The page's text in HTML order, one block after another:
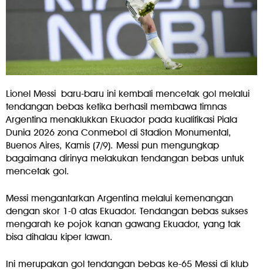
Lionel Messi baru-baru ini kembali mencetak gol melalui
tendangan bebas ketika berhasil membawa timnas
Argentina menaklukkan Ekuador pada kualifikasi Piala
Dunia 2026 zona Conmebol di Stadion Monumental,
Buenos Aires, Kamis (7/9). Messi pun mengungkap
bagaimana dirinya melakukan tendangan bebas untuk
mencetak gol.
Messi mengantarkan Argentina melalui kemenangan
dengan skor 1-0 atas Ekuador. Tendangan bebas sukses
mengarah ke pojok kanan gawang Ekuador, yang tak
bisa dihalau kiper lawan.
Ini merupakan gol tendangan bebas ke-65 Messi di klub